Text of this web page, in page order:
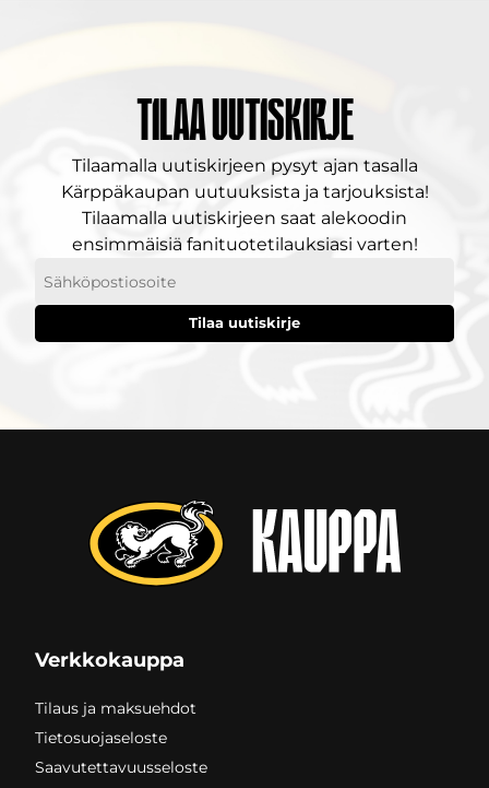
Tilaa uutiskirje
Tilaamalla uutiskirjeen pysyt ajan tasalla
Kärppäkaupan uutuuksista ja tarjouksista!
Tilaamalla uutiskirjeen saat alekoodin
ensimmäisiä fanituotetilauksiasi varten!
Verkkokauppa
Tilaus ja maksuehdot
Tietosuojaseloste
Saavutettavuusseloste